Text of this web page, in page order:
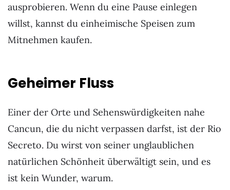
ausprobieren. Wenn du eine Pause einlegen
willst, kannst du einheimische Speisen zum
Mitnehmen kaufen.
Geheimer Fluss
Einer der Orte und Sehenswürdigkeiten nahe
Cancun, die du nicht verpassen darfst, ist der Rio
Secreto. Du wirst von seiner unglaublichen
natürlichen Schönheit überwältigt sein, und es
ist kein Wunder, warum.